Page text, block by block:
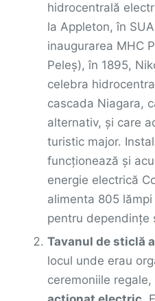
hidrocentrală
la Appleton, în
inaugurarea MHC
Peleș), în 1895,
celebra
cascada Niagara,
alternativ, și care
turistic major.
funcţionează şi
energie electrică
alimenta 805
pentru dependințe
Tavanul de sticlă
locul unde erau
ceremoniile regale,